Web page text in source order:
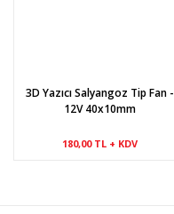
3D Yazıcı Salyangoz Tip Fan -
12V 40x10mm
180,00 TL + KDV